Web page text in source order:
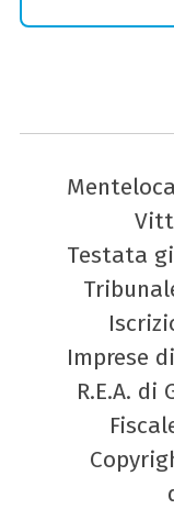
Testata
Imprese
R.E.A. di